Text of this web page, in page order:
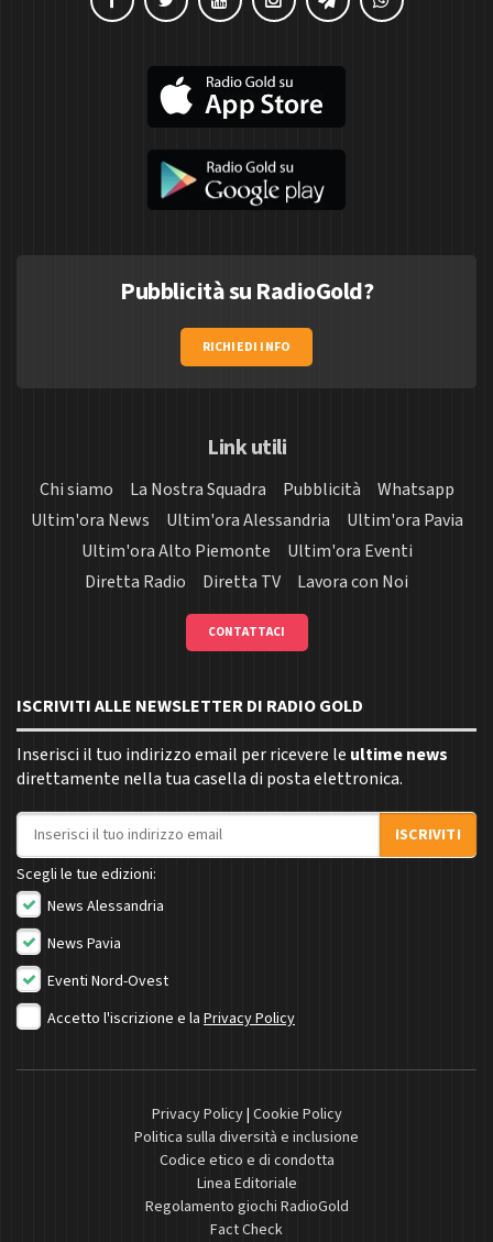
Pubblicità su RadioGold?
RICHIEDI INFO
Link utili
Chi siamo La Nostra Squadra Pubblicità
Whatsapp
Ultim'ora News
Ultim'ora Alessandria
Ultim'ora Pavia
Ultim'ora Alto Piemonte
Ultim'ora Eventi
Diretta Radio
Diretta TV Lavora con Noi
CONTATTACI
ISCRIVITI ALLE NEWSLETTER DI RADIO GOLD
Inserisci il tuo indirizzo email per ricevere le ultime news
direttamente nella tua casella di posta elettronica.
Indirizzo email
ISCRIVITI
Scegli le tue edizioni:
News Alessandria
News Pavia
Eventi Nord-Ovest
Accetto l'iscrizione e la Privacy Policy
Privacy Policy| Cookie Policy
Politica sulla diversità e inclusione
Codice etico e di condotta
Linea Editoriale
Regolamento giochi RadioGold
Fact Check